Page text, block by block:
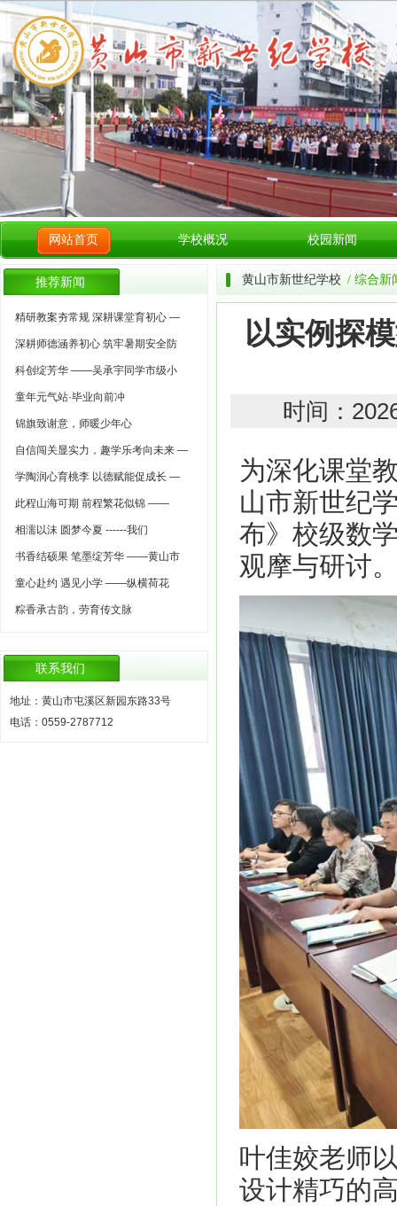
网站首页 学校概况 校园新闻
推荐新闻
精研教案夯常规 深耕课堂育初心 —
深耕师德涵养初心 筑牢暑期安全防
科创绽芳华 ——吴承宇同学市级小
童年元气站·毕业向前冲
锦旗致谢意，师暖少年心
自信闯关显实力，趣学乐考向未来 —
学陶润心育桃李 以德赋能促成长 —
此程山海可期 前程繁花似锦 ——
相濡以沫 圆梦今夏 ------我们
书香结硕果 笔墨绽芳华 ——黄山市
童心赴约 遇见小学 ——纵横荷花
粽香承古韵，劳育传文脉
联系我们
地址：黄山市屯溪区新园东路33号
电话：0559-2787712
黄山市新世纪学校 / 综合新
以实例探
时间：
为深化课堂
山市新世纪
布》校级数
观摩与研讨
叶佳姣老师
设计精巧的